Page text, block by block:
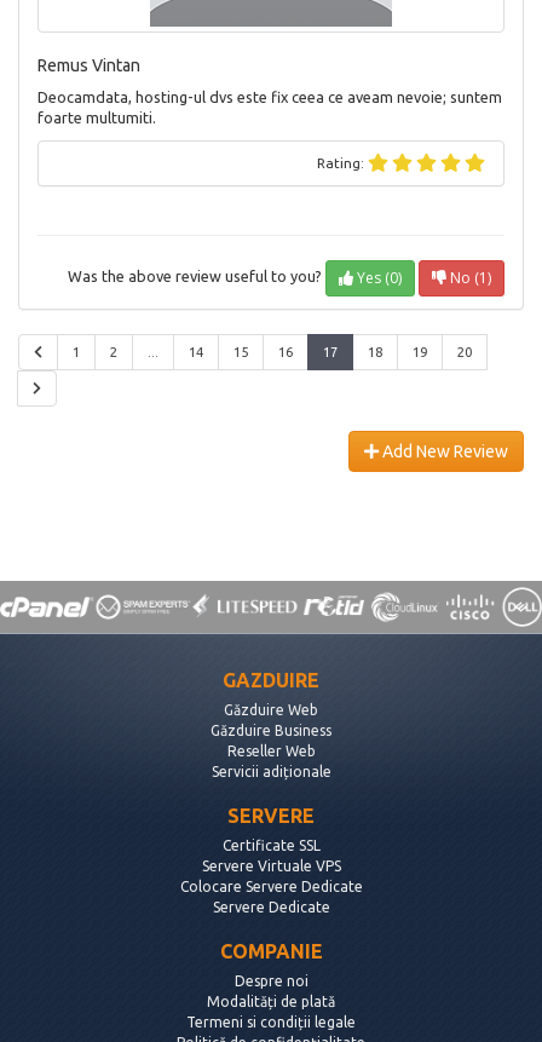
Remus Vintan
Deocamdata, hosting-ul dvs este fix ceea ce aveam nevoie; suntem
foarte multumiti.
Rating:
Was the above review useful to you? Yes (0) No (1)
1 2 14 15 16 17 18 19 20
Add New Review
GAZDUIRE
Găzduire Web
Găzduire Business
Reseller Web
Servicii adiționale
SERVERE
Certificate SSL
Servere Virtuale VPS
Colocare Servere Dedicate
Servere Dedicate
COMPANIE
Despre noi
Modalități de plată
Termeni si condiții legale